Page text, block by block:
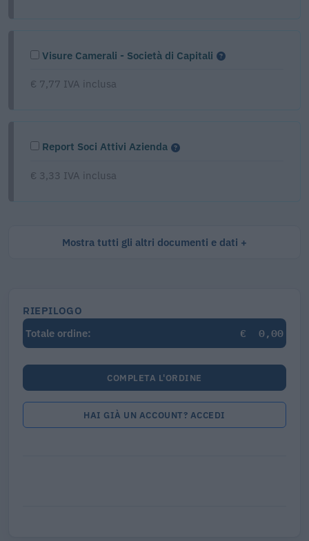
Visure Camerali - Società di Capitali
€ 7,77 IVA inclusa
Report Soci Attivi Azienda
€ 3,33 IVA inclusa
Mostra tutti gli altri documenti e dati
RIEPILOGO
Totale ordine:
€ 0,00
COMPLETA L'ORDINE
HAI GIÀ UN ACCOUNT? ACCEDI